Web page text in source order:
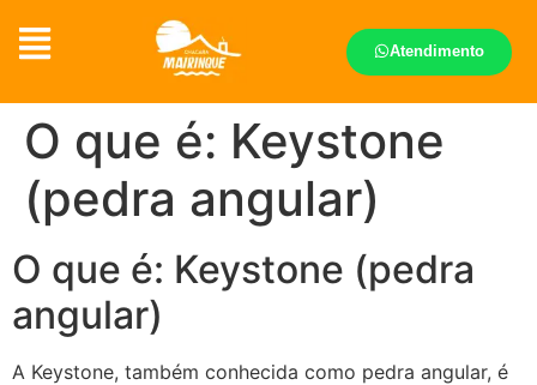
Atendimento
O que é: Keystone
(pedra angular)
O que é: Keystone (pedra
angular)
A Keystone, também conhecida como pedra angular, é